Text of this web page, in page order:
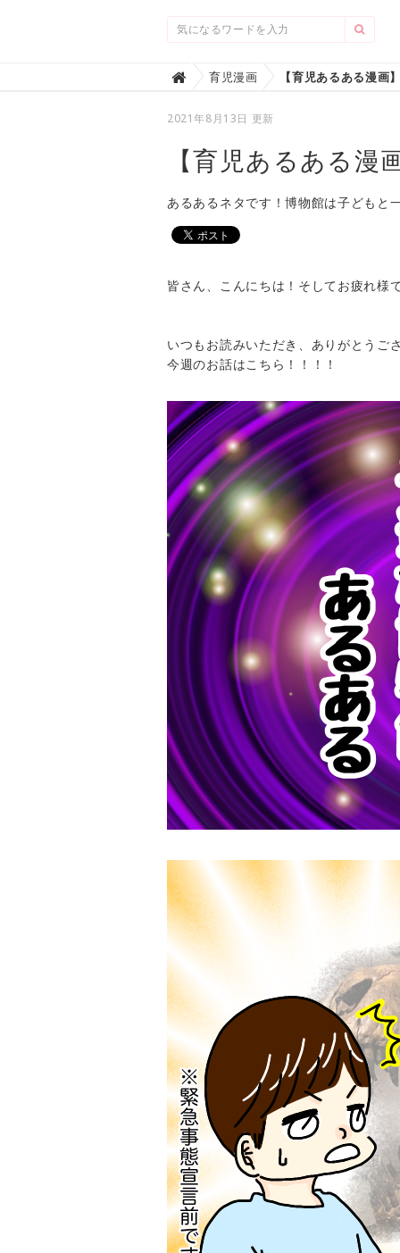
Home育児漫画
2021年8月13日 更新
【育児あるある漫
あるあるネタです！博物館は子どもと
皆さん、こんにちは！そしてお疲れ様
いつもお読みいただき、ありがとうご
今週のお話はこちら！！！！